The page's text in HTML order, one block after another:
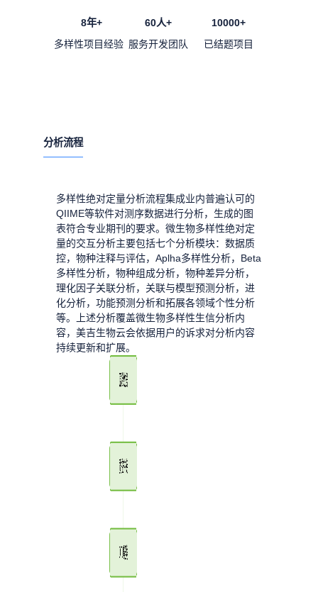
8年+
多样性项目经验
60人+
服务开发团队
10000+
已结题项目
分析流程
多样性绝对定量分析流程集成业内普遍认可的
QIIME等软件对测序数据进行分析，生成的图
表符合专业期刊的要求。微生物多样性绝对定
量的交互分析主要包括七个分析模块：数据质
控，物种注释与评估，Aplha多样性分析，Beta
多样性分析，物种组成分析，物种差异分析，
理化因子关联分析，关联与模型预测分析，进
化分析，功能预测分析和拓展各领域个性分析
等。上述分析覆盖微生物多样性生信分析内
容，美吉生物云会依据用户的诉求对分析内容
持续更新和扩展。